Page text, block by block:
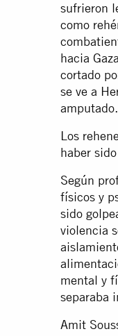
sufrieron
como
hacia
cortado
se ve a
amputado.
Los
haber
Según
físicos y
sido
violencia
mental y
separaba
Amit